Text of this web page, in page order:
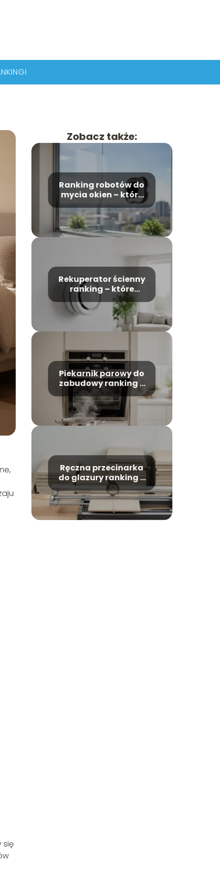
się
Zobacz także:
Ranking robotów do
mycia okien – które
modele wybrać?
Rekuperator ścienny
ranking – które
modele warto
wybrać?
Piekarnik parowy do
zabudowy ranking –
który model wybrać?
Ręczna przecinarka
do glazury ranking –
które modele warto
kupić?